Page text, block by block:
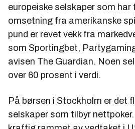
europeiske selskaper som
omsetning fra amerikanske
pund er revet vekk fra
som Sportingbet,
avisen The Guardian. Noen
over 60 prosent i verdi.
På børsen i Stockholm er det
selskaper som tilbyr